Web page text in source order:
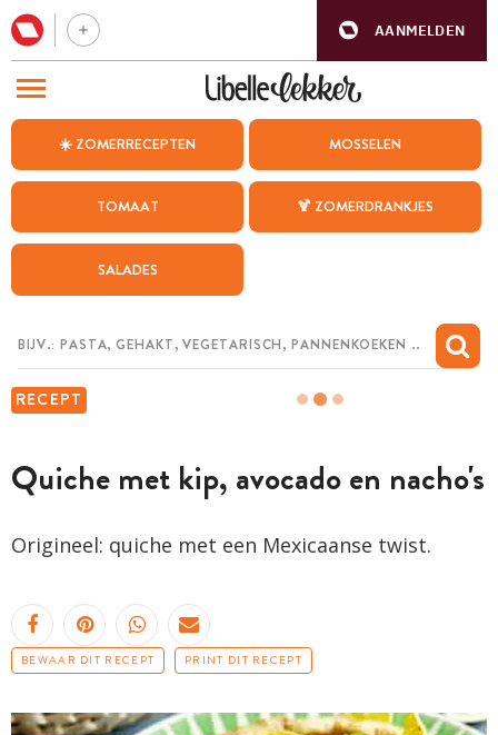
AANMELDEN
☀️ ZOMERRECEPTEN MOSSELEN
TOMAAT 🍹 ZOMERDRANKJES
SALADES
RECEPT
Quiche met kip, avocado en nacho's
Origineel: quiche met een Mexicaanse twist.
BEWAAR DIT RECEPT PRINT DIT RECEPT
BEZOEK ONZE ANDERE WEBSITES
WEEKMENU
CHAT MET MAIA
MIJN BEWAARDE RECEPTEN